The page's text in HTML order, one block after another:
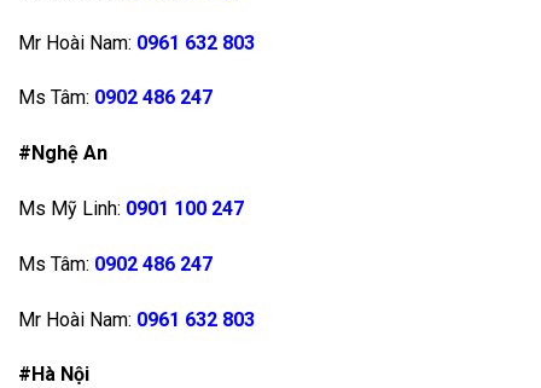
Mr Hoài Nam: 0961 632 803
Ms Tâm: 0902 486 247
#Nghệ An
Ms Mỹ Linh: 0901 100 247
Ms Tâm: 0902 486 247
Mr Hoài Nam: 0961 632 803
#Hà Nội